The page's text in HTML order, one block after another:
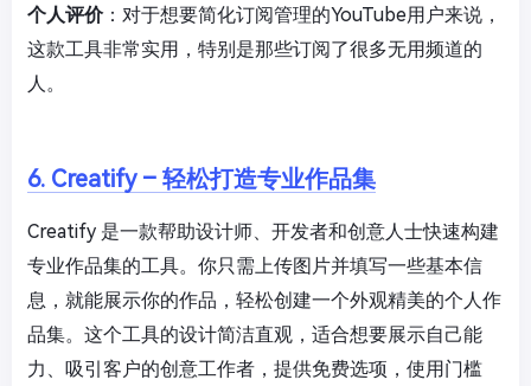
个人评价：对于想要简化订阅管理的YouTube用户来说，
这款工具非常实用，特别是那些订阅了很多无用频道的
人。
6. Creatify – 轻松打造专业作品集
Creatify 是一款帮助设计师、开发者和创意人士快速构建
专业作品集的工具。你只需上传图片并填写一些基本信
息，就能展示你的作品，轻松创建一个外观精美的个人作
品集。这个工具的设计简洁直观，适合想要展示自己能
力、吸引客户的创意工作者，提供免费选项，使用门槛